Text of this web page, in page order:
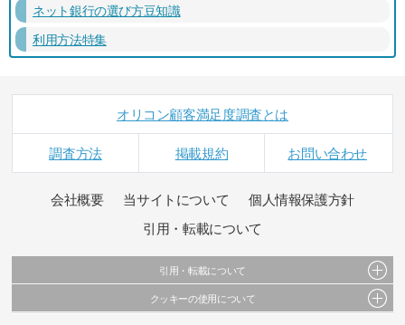
ネット銀行の選び方豆知識
利用方法特集
オリコン顧客満足度調査とは
調査方法 掲載規約 お問い合わせ
会社概要 当サイトについて
個人情報保護方針
引用・転載について
引用・転載について
当サイトで公開されている情報（文字、写真、イラスト、画像データ等）及びこれらの配
クッキーの使用について